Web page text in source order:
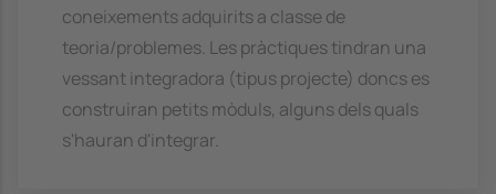
coneixements adquirits a classe de
teoria/problemes. Les pràctiques tindran una
vessant integradora (tipus projecte) doncs es
construiran petits mòduls, alguns dels quals
s'hauran d'integrar.